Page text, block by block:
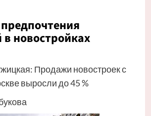
новостройках
Продажи новостроек с
выросли до 45 %